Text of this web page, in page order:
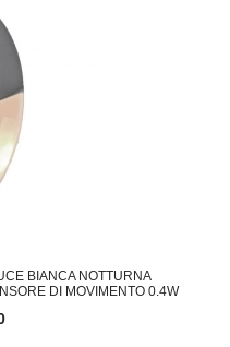
BIANCA NOTTURNA
DI MOVIMENTO 0.4W